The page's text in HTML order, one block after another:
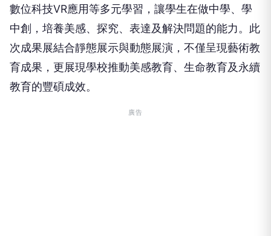
數位科技VR應用等多元學習，讓學生在做中學、學
中創，培養美感、探究、表達及解決問題的能力。此
次成果展結合靜態展示與動態展演，不僅呈現藝術教
育成果，更展現學校推動美感教育、生命教育及永續
教育的豐碩成效。
廣告